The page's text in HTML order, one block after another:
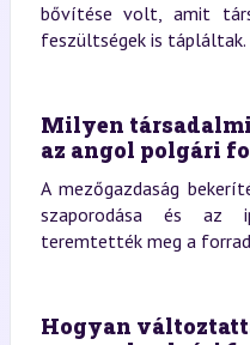
bővítése volt, amit
feszültségek is tápláltak.
Milyen
az angol polgári
A mezőgazdaság
szaporodása és az
teremtették meg a
Hogyan